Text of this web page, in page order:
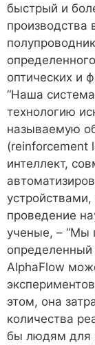
быстрый и
производства
оптических и
“Наша
технологию
называемую
(reinforcement
интеллект,
проведение
ученые, – “Мы
AlphaFlow
этом, она
количества
бы людям для